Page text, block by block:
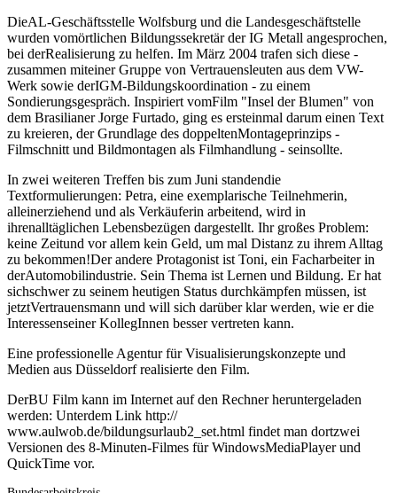
DieAL-Geschäftsstelle Wolfsburg und die Landesgeschäftstelle
wurden vomörtlichen Bildungssekretär der IG Metall angesprochen,
bei derRealisierung zu helfen. Im März 2004 trafen sich diese -
zusammen miteiner Gruppe von Vertrauensleuten aus dem VW-
Werk sowie derIGM-Bildungskoordination - zu einem
Sondierungsgespräch. Inspiriert vomFilm "Insel der Blumen" von
dem Brasilianer Jorge Furtado, ging es ersteinmal darum einen Text
zu kreieren, der Grundlage des doppeltenMontageprinzips -
Filmschnitt und Bildmontagen als Filmhandlung - seinsollte.
In zwei weiteren Treffen bis zum Juni standendie
Textformulierungen: Petra, eine exemplarische Teilnehmerin,
alleinerziehend und als Verkäuferin arbeitend, wird in
ihrenalltäglichen Lebensbezügen dargestellt. Ihr großes Problem:
keine Zeitund vor allem kein Geld, um mal Distanz zu ihrem Alltag
zu bekommen!Der andere Protagonist ist Toni, ein Facharbeiter in
derAutomobilindustrie. Sein Thema ist Lernen und Bildung. Er hat
sichschwer zu seinem heutigen Status durchkämpfen müssen, ist
jetztVertrauensmann und will sich darüber klar werden, wie er die
Interessenseiner KollegInnen besser vertreten kann.
Eine professionelle Agentur für Visualisierungskonzepte und
Medien aus Düsseldorf realisierte den Film.
DerBU Film kann im Internet auf den Rechner heruntergeladen
werden: Unterdem Link http://
www.aulwob.de/bildungsurlaub2_set.html findet man dortzwei
Versionen des 8-Minuten-Filmes für WindowsMediaPlayer und
QuickTime vor.